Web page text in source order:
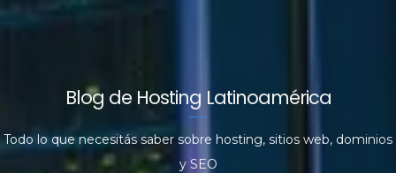
Blog de Hosting Latinoamérica
Todo lo que necesitás saber sobre hosting, sitios web, dominios
y SEO